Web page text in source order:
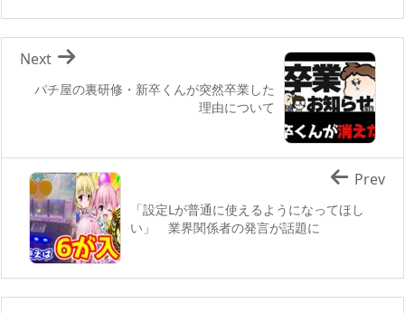
パチ屋の裏研修・新卒くんが突然卒業した
理由について
Next
「設定Lが普通に使えるようになってほし
い」 業界関係者の発言が話題に
Prev